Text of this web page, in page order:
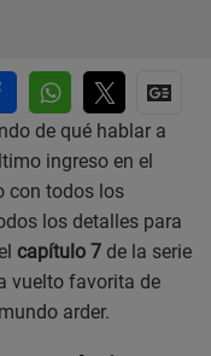
de qué hablar a
ingreso en el
con todos los
los detalles para
capítulo 7 de la serie
vuelto favorita de
arder.